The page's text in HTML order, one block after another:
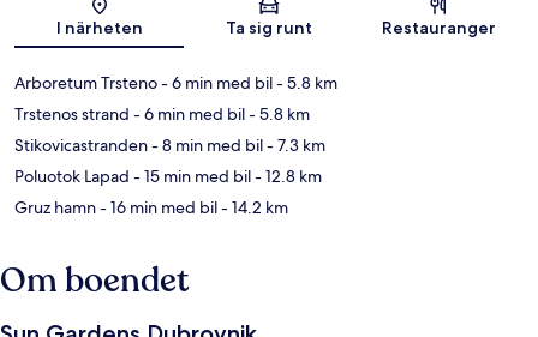
Karta
I närheten Ta sig runt Restauranger
Arboretum Trsteno- 6 min med bil- 5.8 km
Trstenos strand - 6 min med bil- 5.8 km
Stikovicastranden- 8 min med bil- 7.3 km
Poluotok Lapad - 15 min med bil- 12.8 km
Gruz hamn- 16 min med bil- 14.2 km
Om boendet